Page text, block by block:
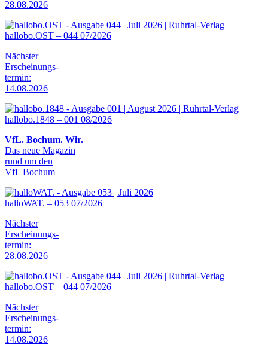
28.08.2026
hallobo.OST – 044 07/2026
Nächster
Erscheinungs-
termin:
14.08.2026
hallobo.1848 – 001 08/2026
VfL. Bochum. Wir.
Das neue Magazin
rund um den
VfL Bochum
halloWAT. – 053 07/2026
Nächster
Erscheinungs-
termin:
28.08.2026
hallobo.OST – 044 07/2026
Nächster
Erscheinungs-
termin:
14.08.2026